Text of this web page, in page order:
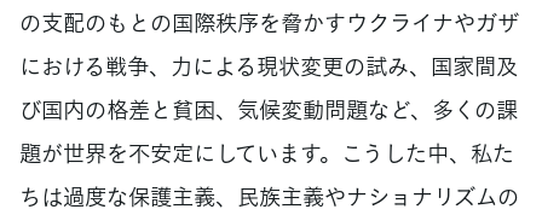
の支配のもとの国際秩序を脅かすウクライナやガザ
における戦争、力による現状変更の試み、国家間及
び国内の格差と貧困、気候変動問題など、多くの課
題が世界を不安定にしています。こうした中、私た
ちは過度な保護主義、民族主義やナショナリズムの